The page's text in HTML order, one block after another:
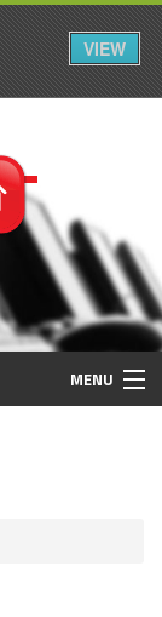
MENU
VIEW